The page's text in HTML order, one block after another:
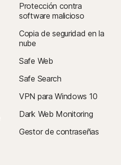
Protección contra
software malicioso
Copia de seguridad en la
nube
Safe Web
Safe Search
VPN para Windows 10
Dark Web Monitoring
Gestor de contraseñas